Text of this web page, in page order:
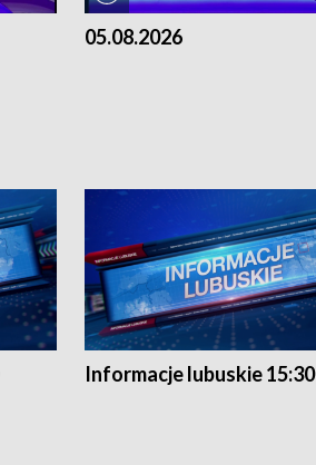
05.08.2026
Informacje lubuskie 15:30